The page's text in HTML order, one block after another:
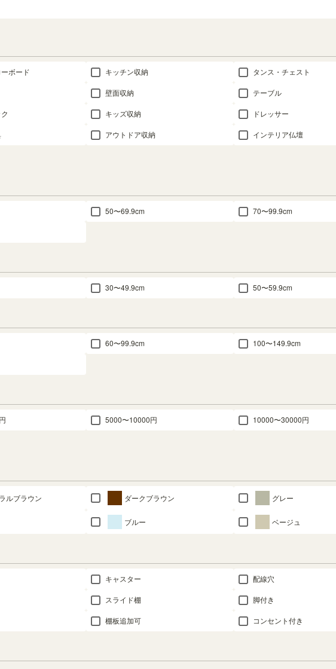
ボード キッチン収納 タンス・チェスト
壁面収納 テーブル
キッズ収納 ドレッサー
アウトドア収納 インテリア仏壇
50〜69.9cm 70〜99.9cm
30〜49.9cm 50〜59.9cm
60〜99.9cm 100〜149.9cm
5000〜10000円 10000〜30000円
ルブラウン ダークブラウン グレー
ブルー ベージュ
キャスター 配線穴
スライド棚 脚付き
棚板追加可 コンセント付き